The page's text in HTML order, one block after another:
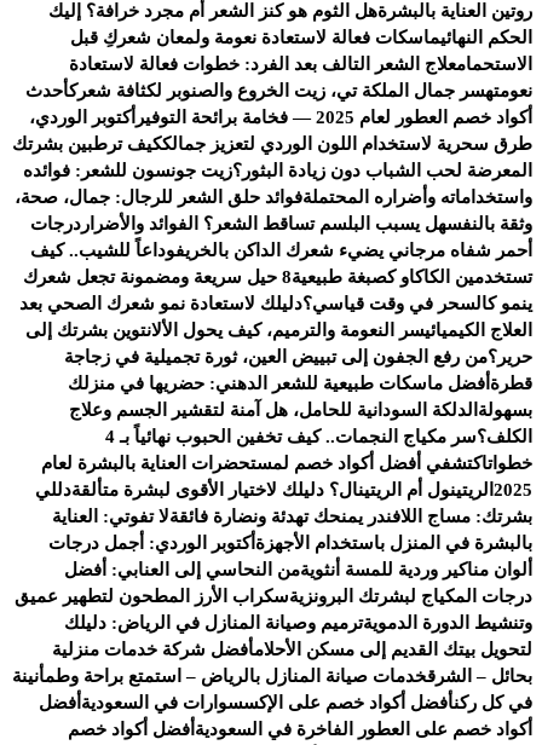
روتين العناية بالبشرةهل الثوم هو كنز الشعر أم مجرد خرافة؟ إليك
الحكم النهائيماسكات فعالة لاستعادة نعومة ولمعان شعركِ قبل
الاستحمامعلاج الشعر التالف بعد الفرد: خطوات فعالة لاستعادة
نعومتهسر جمال الملكة تي، زيت الخروع والصنوبر لكثافة شعركأحدث
أكواد خصم العطور لعام 2025 — فخامة برائحة التوفير
أكتوبر الوردي،
طرق سحرية لاستخدام اللون الوردي لتعزيز جمالككيف ترطبين بشرتك
المعرضة لحب الشباب دون زيادة البثور؟زيت جونسون للشعر: فوائده
واستخداماته وأضراره المحتملةفوائد حلق الشعر للرجال: جمال، صحة،
وثقة بالنفسهل يسبب البلسم تساقط الشعر؟ الفوائد والأضرار درجات
أحمر شفاه مرجاني يضيء شعرك الداكن بالخريفوداعاً للشيب.. كيف
تستخدمين الكاكاو كصبغة طبيعية
8 حيل سريعة ومضمونة تجعل شعرك
ينمو كالسحر في وقت قياسي؟دليلك لاستعادة نمو شعرك الصحي بعد
العلاج الكيميائيسر النعومة والترميم، كيف يحول الألانتوين بشرتك إلى
حرير؟من رفع الجفون إلى تبييض العين، ثورة تجميلية في زجاجة
قطرة أفضل ماسكات طبيعية للشعر الدهني: حضريها في منزلك
بسهولة الدلكة السودانية للحامل، هل آمنة لتقشير الجسم وعلاج
الكلف؟
سر مكياج النجمات.. كيف تخفين الحبوب نهائياً بـ 4
خطواتاكتشفي أفضل أكواد خصم لمستحضرات العناية بالبشرة لعام
2025 الريتينول أم الريتينال؟ دليلك لاختيار الأقوى لبشرة متألقةدللي
بشرتك: مساج اللافندر يمنحك تهدئة ونضارة فائقةلا تفوتي: العناية
بالبشرة في المنزل باستخدام الأجهزة أكتوبر الوردي: أجمل درجات
ألوان مناكير وردية للمسة أنثويةمن النحاسي إلى العنابي: أفضل
درجات المكياج لبشرتك البرونزيةسكراب الأرز المطحون لتطهير عميق
وتنشيط الدورة الدمويةترميم وصيانة المنازل في الرياض: دليلك
لتحويل بيتك القديم إلى مسكن الأحلامأفضل شركة خدمات منزلية
بحائل – الشرقخدمات صيانة المنازل بالرياض – استمتع براحة وطمأنينة
في كل ركنأفضل أكواد خصم على الإكسسوارات في السعودية أفضل
أكواد خصم على العطور الفاخرة في السعودية أفضل أكواد خصم